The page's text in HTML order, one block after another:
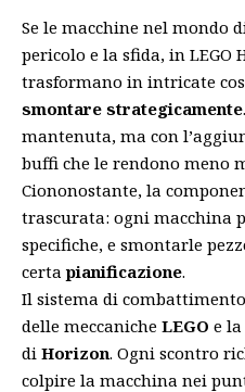
Se le macchine nel mondo
pericolo e la sfida, in LEGO
trasformano in intricate
smontare strategicamente
mantenuta, ma con
buffi che le rendono meno
Ciononostante, la
trascurata: ogni macchina
specifiche, e smontarle
certapianificazione.
Il sistema di
delle meccaniche LEGO e la
di Horizon. Ogni scontro
colpire la macchina nei